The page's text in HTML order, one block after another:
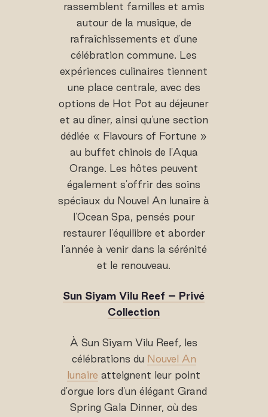
rassemblent familles et amis
autour de la musique, de
rafraîchissements et d'une
célébration commune. Les
expériences culinaires tiennent
une place centrale, avec des
options de Hot Pot au déjeuner
et au dîner, ainsi qu'une section
dédiée « Flavours of Fortune »
au buffet chinois de l'Aqua
Orange. Les hôtes peuvent
également s'offrir des soins
spéciaux du Nouvel An lunaire à
l'Ocean Spa, pensés pour
restaurer l'équilibre et aborder
l'année à venir dans la sérénité
et le renouveau.
Sun Siyam Vilu Reef – Privé
Collection
À Sun Siyam Vilu Reef, les
célébrations du Nouvel An
lunaire atteignent leur point
d'orgue lors d'un élégant Grand
Spring Gala Dinner, où des